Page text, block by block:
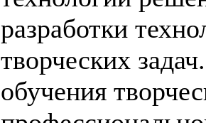
разработки
творческих
обучения